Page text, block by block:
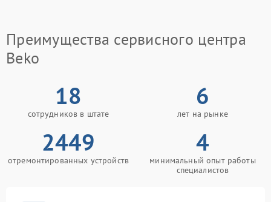
Преимущества сервисного центра
Beko
18
сотрудников в штате
6
лет на рынке
2449
отремонтированных устройств
4
минимальный опыт работы
специалистов